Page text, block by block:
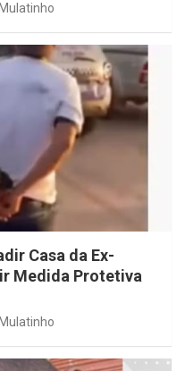
Casa da Ex-
Medida Protetiva